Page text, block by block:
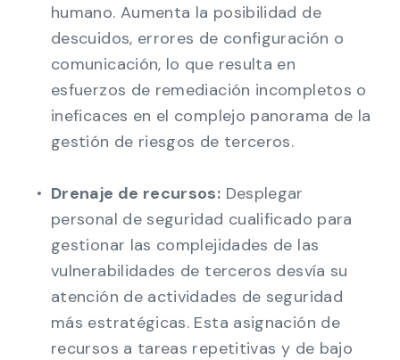
humano. Aumenta la posibilidad de
descuidos, errores de configuración o
comunicación, lo que resulta en
esfuerzos de remediación incompletos o
ineficaces en el complejo panorama de la
gestión de riesgos de terceros.
Drenaje de recursos: Desplegar
personal de seguridad cualificado para
gestionar las complejidades de las
vulnerabilidades de terceros desvía su
atención de actividades de seguridad
más estratégicas. Esta asignación de
recursos a tareas repetitivas y de bajo